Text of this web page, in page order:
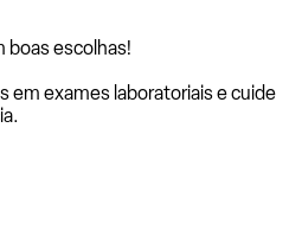
boas escolhas!
em exames laboratoriais e cuide